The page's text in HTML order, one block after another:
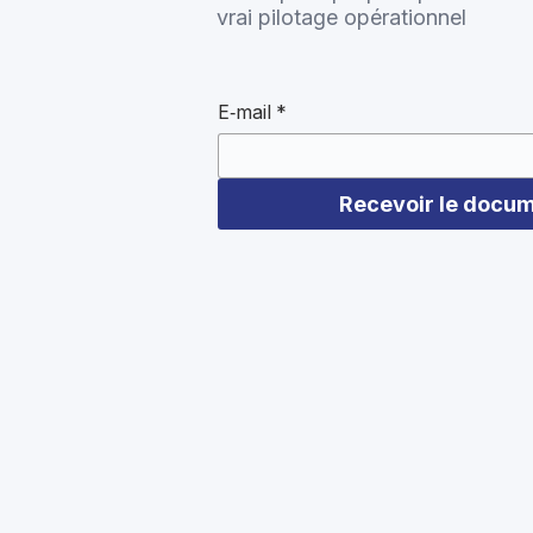
vrai pilotage opérationnel
E‑mail *
Recevoir le